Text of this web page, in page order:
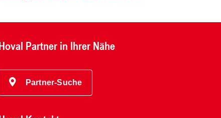
Partner in Ihrer Nähe
Partner-Suche